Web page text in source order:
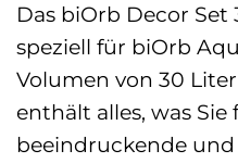
Das biOrb Decor Set
speziell für biOrb
Volumen von 30
enthält alles, was Sie
beeindruckende